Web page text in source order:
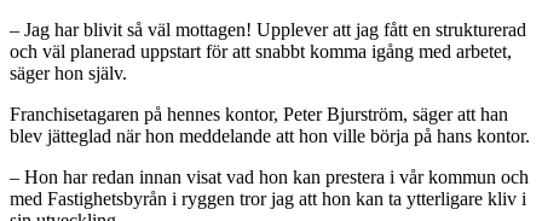
– Jag har blivit så väl mottagen! Upplever att jag fått en strukturerad
och väl planerad uppstart för att snabbt komma igång med arbetet,
säger hon själv.
Franchisetagaren på hennes kontor, Peter Bjurström, säger att han
blev jätteglad när hon meddelande att hon ville börja på hans kontor.
– Hon har redan innan visat vad hon kan prestera i vår kommun och
med Fastighetsbyrån i ryggen tror jag att hon kan ta ytterligare kliv i